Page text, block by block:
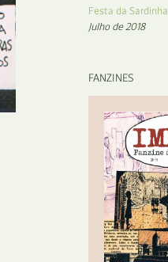
Festa da Sardinha
Julho de 2018
FANZINES